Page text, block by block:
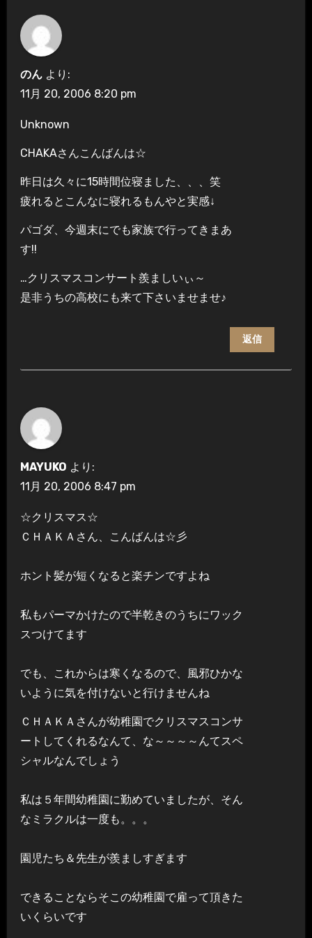
のん より:
11月 20, 2006 8:20 pm
Unknown
CHAKAさんこんばんは☆
昨日は久々に15時間位寝ました、、、笑
疲れるとこんなに寝れるもんやと実感↓
パゴダ、今週末にでも家族で行ってきまあ
す!!
…クリスマスコンサート羨ましいぃ～
是非うちの高校にも来て下さいませませ♪
返信
MAYUKO より:
11月 20, 2006 8:47 pm
☆クリスマス☆
ＣＨＡＫＡさん、こんばんは☆彡
ホント髪が短くなると楽チンですよね
私もパーマかけたので半乾きのうちにワック
スつけてます
でも、これからは寒くなるので、風邪ひかな
いように気を付けないと行けませんね
ＣＨＡＫＡさんが幼稚園でクリスマスコンサ
ートしてくれるなんて、な～～～～んてスペ
シャルなんでしょう
私は５年間幼稚園に勤めていましたが、そん
なミラクルは一度も。。。
園児たち＆先生が羨ましすぎます
できることならそこの幼稚園で雇って頂きた
いくらいです